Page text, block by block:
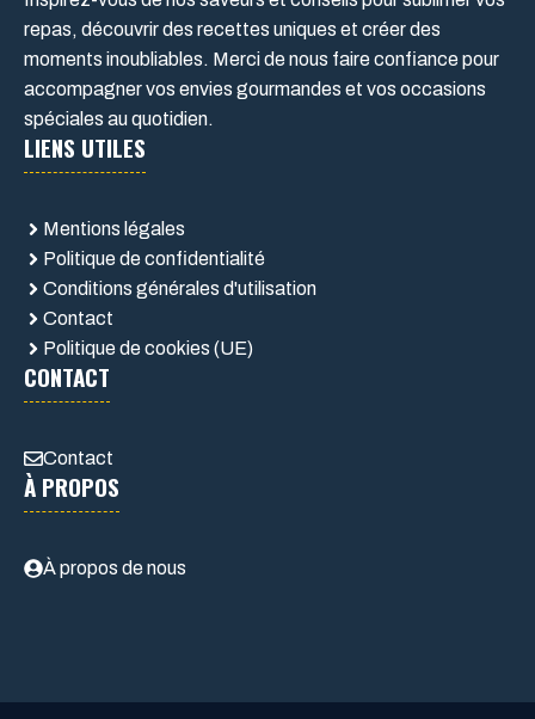
repas, découvrir des recettes uniques et créer des
moments inoubliables. Merci de nous faire confiance pour
accompagner vos envies gourmandes et vos occasions
spéciales au quotidien.
LIENS UTILES
Mentions légales
Politique de confidentialité
Conditions générales d'utilisation
Contact
Politique de cookies (UE)
CONTACT
Contact
À PROPOS
À propos de nous